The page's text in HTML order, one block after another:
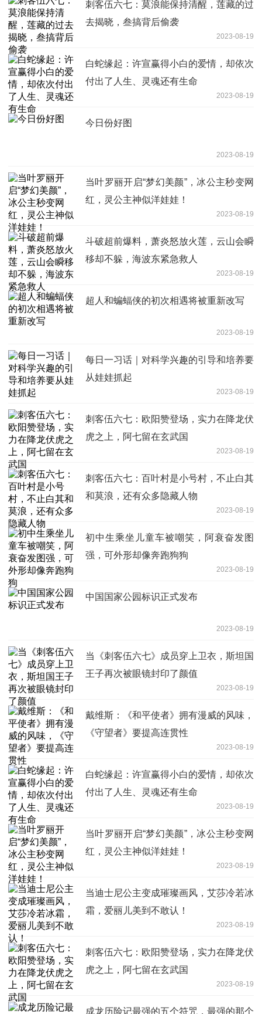
刺客伍六七：莫浪能保持清醒，莲藏的过
去揭晓，叁搞背后偷袭
2023-08-19
白蛇缘起：许宣赢得小白的爱情，却依次
付出了人生、灵魂还有生命
2023-08-19
今日份好图
2023-08-19
当叶罗丽开启“梦幻美颜”，冰公主秒变网
红，灵公主神似洋娃娃！
2023-08-19
斗破超前爆料，萧炎怒放火莲，云山会瞬
移却不躲，海波东紧急救人
2023-08-19
超人和蝙蝠侠的初次相遇将被重新改写
2023-08-19
每日一习话｜对科学兴趣的引导和培养要
从娃娃抓起
2023-08-19
刺客伍六七：欧阳赞登场，实力在降龙伏
虎之上，阿七留在玄武国
2023-08-19
刺客伍六七：百叶村是小号村，不止白其
和莫浪，还有众多隐藏人物
2023-08-19
初中生乘坐儿童车被嘲笑，阿衰奋发图
强，可外形却像奔跑狗狗
2023-08-19
中国国家公园标识正式发布
2023-08-19
当《刺客伍六七》成员穿上卫衣，斯坦国
王子再次被眼镜封印了颜值
2023-08-19
戴维斯：《和平使者》拥有漫威的风味，
《守望者》要提高连贯性
2023-08-19
白蛇缘起：许宣赢得小白的爱情，却依次
付出了人生、灵魂还有生命
2023-08-19
当叶罗丽开启“梦幻美颜”，冰公主秒变网
红，灵公主神似洋娃娃！
2023-08-19
当迪士尼公主变成璀璨画风，艾莎冷若冰
霜，爱丽儿美到不敢认！
2023-08-19
刺客伍六七：欧阳赞登场，实力在降龙伏
虎之上，阿七留在玄武国
2023-08-19
成龙历险记最强的五个符咒，最强的那个